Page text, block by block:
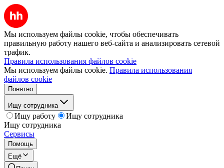
Мы используем файлы cookie, чтобы обеспечивать
правильную работу нашего веб-сайта и анализировать сетевой
трафик.
Правила использования файлов cookie
Мы используем файлы cookie. Правила использования
файлов cookie
Понятно
Ищу сотрудника
Ищу работу
Ищу сотрудника
Ищу сотрудника
Сервисы
Помощь
Ещё